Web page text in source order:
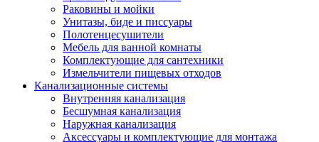
Раковины и мойки
Унитазы, биде и писсуары
Полотенцесушители
Мебель для ванной комнаты
Комплектующие для сантехники
Измельчители пищевых отходов
Канализационные системы
Внутренняя канализация
Бесшумная канализация
Наружная канализация
Аксессуары и комплектующие для монтажа